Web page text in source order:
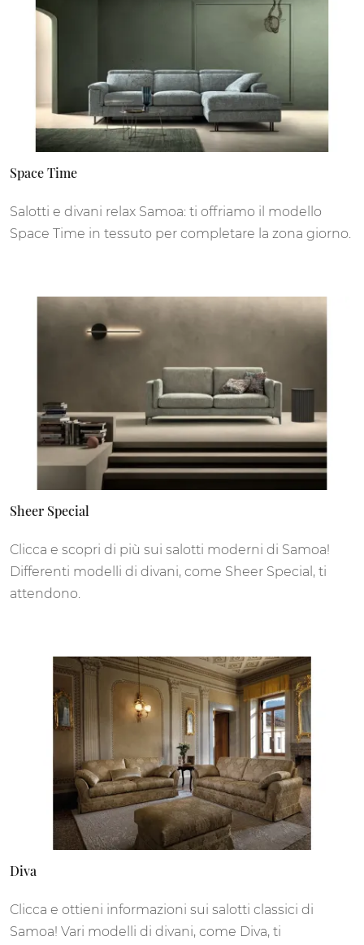
Space Time
Salotti e divani relax Samoa: ti offriamo il modello
Space Time in tessuto per completare la zona giorno.
Sheer Special
Clicca e scopri di più sui salotti moderni di Samoa!
Differenti modelli di divani, come Sheer Special, ti
attendono.
Diva
Clicca e ottieni informazioni sui salotti classici di
Samoa! Vari modelli di divani, come Diva, ti